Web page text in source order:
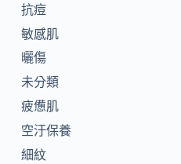
抗痘
敏感肌
曬傷
未分類
疲憊肌
空汙保養
細紋